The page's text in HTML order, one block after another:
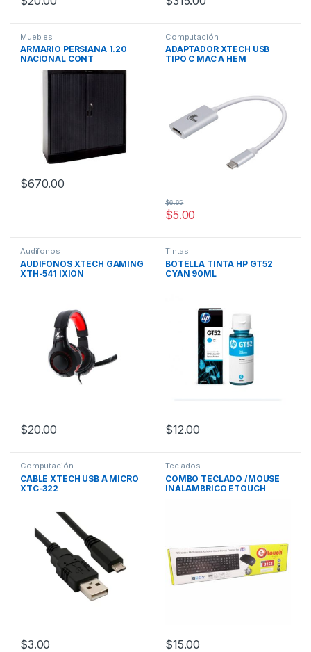
Muebles
ARMARIO PERSIANA 1.20
NACIONAL CONT
$670.00
Computación
ADAPTADOR XTECH USB
TIPO C MAC A HEM
$5.00
$6.65
Audifonos
AUDIFONOS XTECH GAMING
XTH-541 IXION
$20.00
Tintas
BOTELLA TINTA HP GT52
CYAN 90ML
$12.00
Computación
CABLE XTECH USB A MICRO
XTC-322
$3.00
Teclados
COMBO TECLADO /MOUSE
INALAMBRICO ETOUCH
$15.00